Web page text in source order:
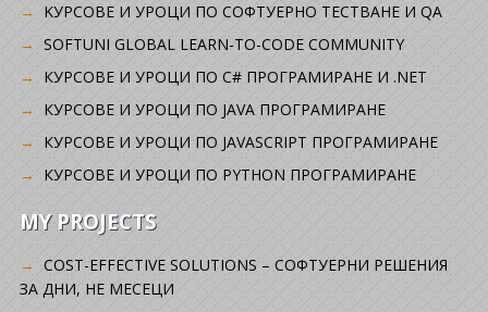
KУРСОВЕ И УРОЦИ ПО СОФТУЕРНО ТЕСТВАНЕ И QA
SOFTUNI GLOBAL LEARN-TO-CODE COMMUNITY
КУРСОВЕ И УРОЦИ ПО C# ПРОГРАМИРАНЕ И .NET
КУРСОВЕ И УРОЦИ ПО JAVA ПРОГРАМИРАНЕ
КУРСОВЕ И УРОЦИ ПО JAVASCRIPT ПРОГРАМИРАНЕ
КУРСОВЕ И УРОЦИ ПО PYTHON ПРОГРАМИРАНЕ
MY PROJECTS
COST-EFFECTIVE SOLUTIONS – СОФТУЕРНИ РЕШЕНИЯ
ЗА ДНИ, НЕ МЕСЕЦИ